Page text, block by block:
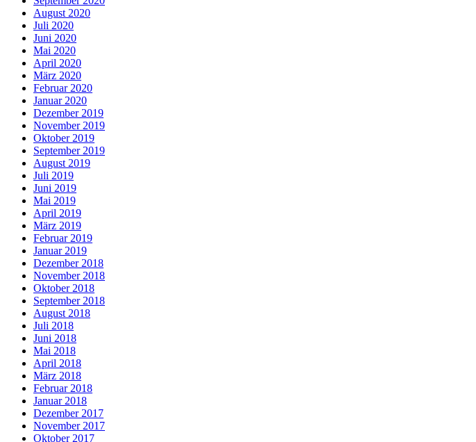
August 2020
Juli 2020
Juni 2020
Mai 2020
April 2020
März 2020
Februar 2020
Januar 2020
Dezember 2019
November 2019
Oktober 2019
September 2019
August 2019
Juli 2019
Juni 2019
Mai 2019
April 2019
März 2019
Februar 2019
Januar 2019
Dezember 2018
November 2018
Oktober 2018
September 2018
August 2018
Juli 2018
Juni 2018
Mai 2018
April 2018
März 2018
Februar 2018
Januar 2018
Dezember 2017
November 2017
Oktober 2017